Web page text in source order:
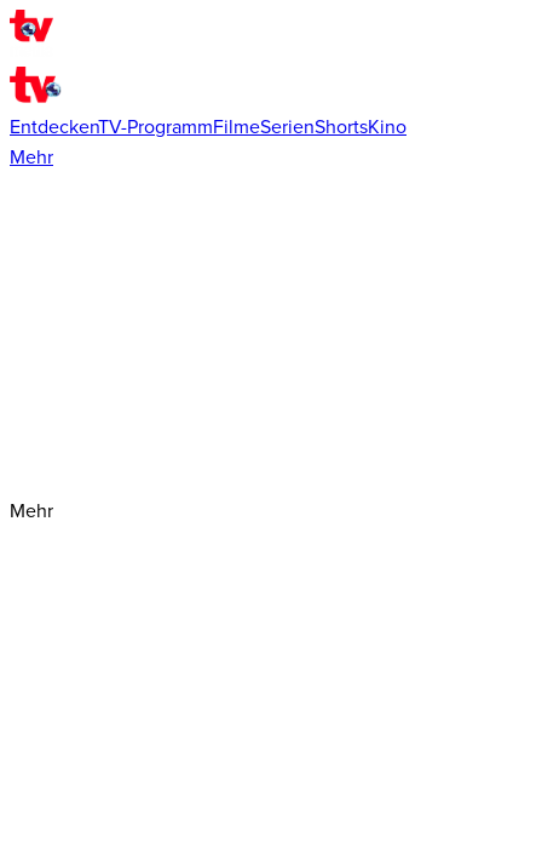
EntdeckenTV-ProgrammFilmeSerienShortsKino
Mehr
Mehr